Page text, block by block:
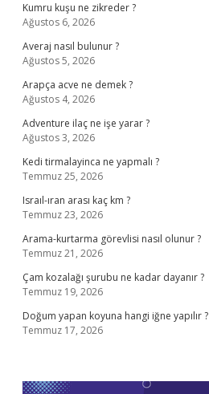
Kumru kuşu ne zikreder ?
Ağustos 6, 2026
Averaj nasıl bulunur ?
Ağustos 5, 2026
Arapça acve ne demek ?
Ağustos 4, 2026
Adventure ilaç ne işe yarar ?
Ağustos 3, 2026
Kedi tirmalayinca ne yapmalı ?
Temmuz 25, 2026
Israıl-ıran arası kaç km ?
Temmuz 23, 2026
Arama-kurtarma görevlisi nasıl olunur ?
Temmuz 21, 2026
Çam kozalağı şurubu ne kadar dayanır ?
Temmuz 19, 2026
Doğum yapan koyuna hangi iğne yapılır ?
Temmuz 17, 2026